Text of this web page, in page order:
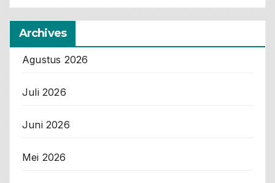
Archives
Agustus 2026
Juli 2026
Juni 2026
Mei 2026